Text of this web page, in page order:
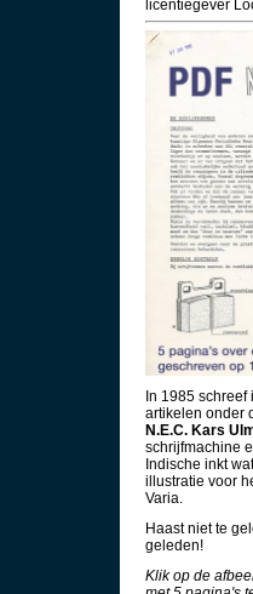
licentiegever
In 1985 schreef
artikelen onder
N.E.C. Kars
schrijfmachine
Indische inkt
illustratie voor
Varia.
Haast niet te
geleden!
Klik op de